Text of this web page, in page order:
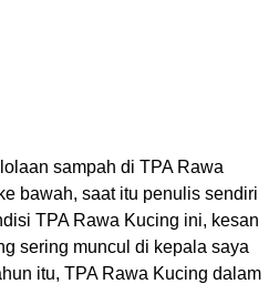
sampah di TPA Rawa
bawah, saat itu penulis sendiri
TPA Rawa Kucing ini, kesan
sering muncul di kepala saya
itu, TPA Rawa Kucing dalam